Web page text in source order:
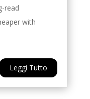
read
with
Leggi Tutto